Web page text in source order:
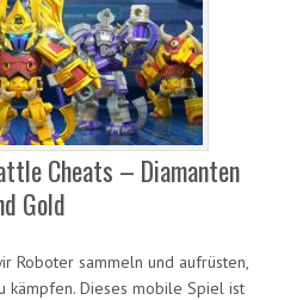
Cheats – Diamanten
Gold
Roboter sammeln und aufrüsten,
kämpfen. Dieses mobile Spiel ist